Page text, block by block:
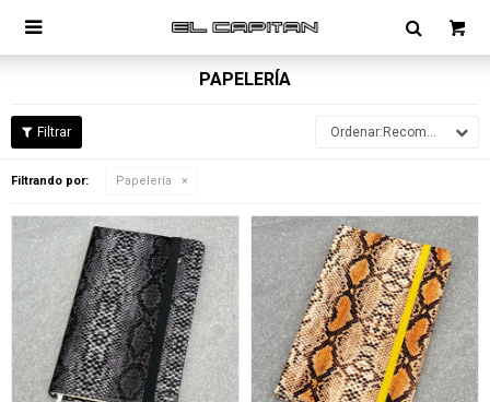

PAPELERÍA
Recomendados
Filtrando por: Papelería